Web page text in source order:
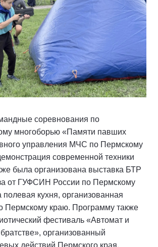
соревнования по
многоборью «Памяти павших
управления МЧС по Пермскому
современной техники
была организована выставка БТР
от ГУФСИН России по Пермскому
полевая кухня, организованная
Пермскому краю. Программу также
фестиваль «Автомат и
организованный